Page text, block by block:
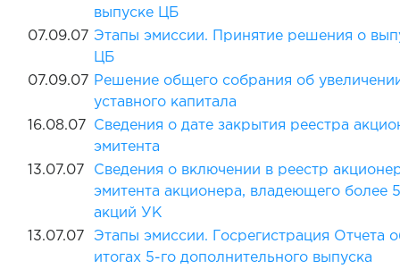
выпуске ЦБ
07.09.07 Этапы эмиссии. Принятие решения о
ЦБ
07.09.07 Решение общего собрания об
уставного капитала
16.08.07
Сведения о дате закрытия реестра
эмитента
13.07.07
Сведения о включении в реестр
эмитента акционера, владеющего более
акций УК
13.07.07
Этапы эмиссии. Госрегистрация Отчета
итогах 5-го дополнительного выпуска